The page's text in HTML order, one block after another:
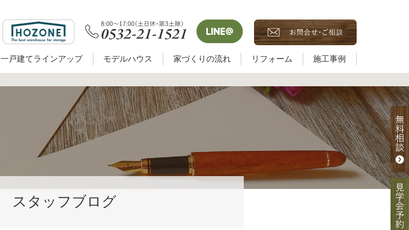
一戸建てラインアップ モデルハウス 家づくりの流れ リフォーム 施工事例
スタッフブログ